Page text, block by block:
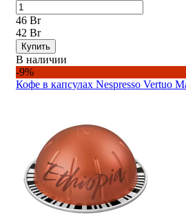
46 Br
42 Br
Купить
В наличии
-9%
Кофе в капсулах Nespresso Vertuo